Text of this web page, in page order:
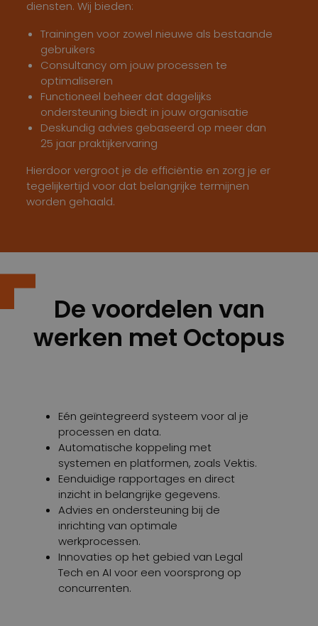
diensten. Wij bieden:
Trainingen voor zowel nieuwe als bestaande
gebruikers
Consultancy om jouw processen te
optimaliseren
Functioneel beheer dat dagelijks
ondersteuning biedt in jouw organisatie
Deskundig advies gebaseerd op meer dan
25 jaar praktijkervaring
Hierdoor vergroot je de efficiëntie en zorg je er
tegelijkertijd voor dat belangrijke termijnen
worden gehaald.
De voordelen van
werken met Octopus
Eén geïntegreerd systeem voor al je
processen en data.
Automatische koppeling met
systemen en platformen, zoals Vektis.
Eenduidige rapportages en direct
inzicht in belangrijke gegevens.
Advies en ondersteuning bij de
inrichting van optimale
werkprocessen.
Innovaties op het gebied van Legal
Tech en AI voor een voorsprong op
concurrenten.